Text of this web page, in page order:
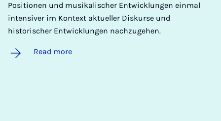
Positionen und musikalischer Entwicklungen einmal
intensiver im Kontext aktueller Diskurse und
historischer Entwicklungen nachzugehen.
Read more